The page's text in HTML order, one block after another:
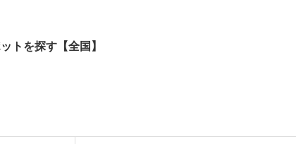
トを探す【全国】